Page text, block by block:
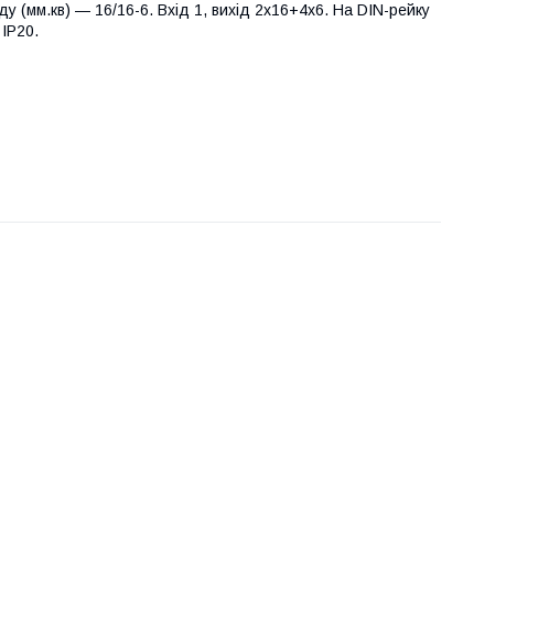
(мм.кв) — 16/16-6. Вхід 1, вихід 2х16+4х6. На DIN-рейку